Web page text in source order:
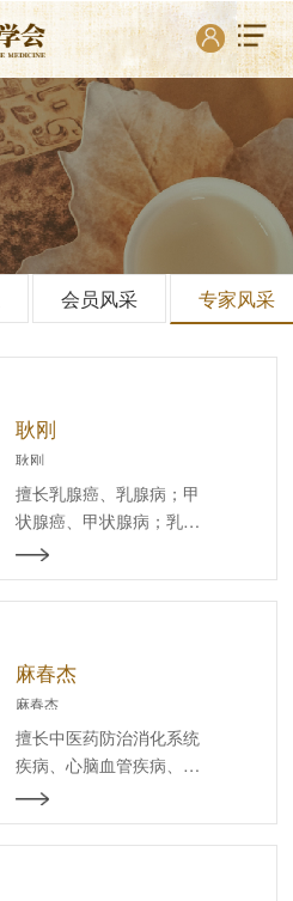
会员风采 专家风采
耿刚
耿刚
擅长乳腺癌、乳腺病；甲
状腺癌、甲状腺病；乳腺
结节、甲状腺结节、肺结
节；恶性肿瘤、癌性胸腹
水、癌性疼痛;放化疗、
疗、内分泌治疗毒副作用
的中西医结合诊治；女性
内分泌紊乱、内科疑难病
的中西医结合诊治。
麻春杰
麻春杰
擅长中医药防治消化系统
疾病、心脑血管疾病、内
科杂病、妇科疾病的临床
诊治与研究以及健康科普
讲座等。